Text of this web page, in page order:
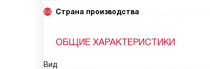
Страна производства
ОБЩИЕ ХАРАКТЕРИСТИКИ
Вид